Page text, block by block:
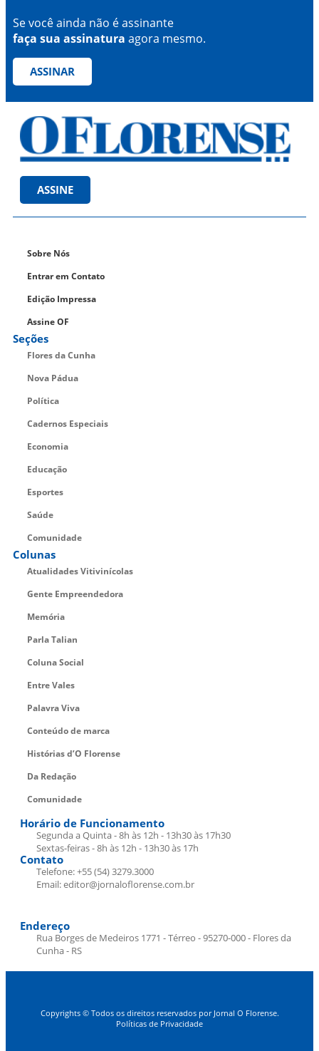
Se você ainda não é assinante
faça sua assinatura agora mesmo.
ASSINAR
ASSINE
Sobre Nós
Entrar em Contato
Edição Impressa
Assine OF
Seções
Flores da Cunha
Nova Pádua
Política
Cadernos Especiais
Economia
Educação
Esportes
Saúde
Comunidade
Colunas
Atualidades Vitivinícolas
Gente Empreendedora
Memória
Parla Talian
Coluna Social
Entre Vales
Palavra Viva
Conteúdo de marca
Histórias d’O Florense
Da Redação
Comunidade
Horário de Funcionamento
Segunda a Quinta - 8h às 12h - 13h30 às 17h30
Sextas-feiras - 8h às 12h - 13h30 às 17h
Contato
Telefone: +55 (54) 3279.3000
Email: editor@jornaloflorense.com.br
Endereço
Rua Borges de Medeiros 1771 - Térreo - 95270-000 - Flores da
Cunha - RS
Copyrights © Todos os direitos reservados por Jornal O Florense.
Políticas de Privacidade